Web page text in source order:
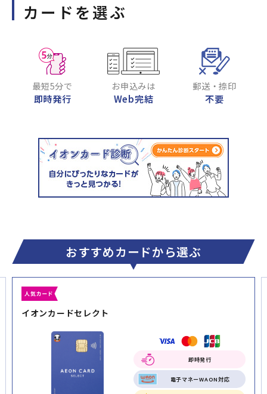
カードを選ぶ
最短5分で
即時発行
お申込みは
Web完結
郵送・捺印
不要
おすすめカードから選ぶ
イオンカードセレクト
即時発行
電子マネーWAON対応